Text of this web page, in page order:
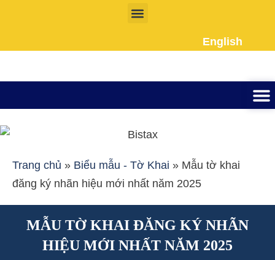
English
Trang chủ » Biểu mẫu - Tờ Khai » Mẫu tờ khai
đăng ký nhãn hiệu mới nhất năm 2025
MẪU TỜ KHAI ĐĂNG KÝ NHÃN
HIỆU MỚI NHẤT NĂM 2025